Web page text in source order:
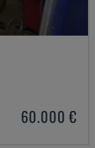
60.000 €